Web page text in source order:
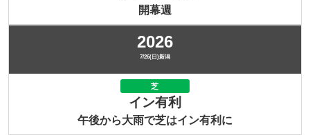
開幕週
2026
7/26(日)新潟
芝
イン有利
午後から大雨で芝はイン有利に